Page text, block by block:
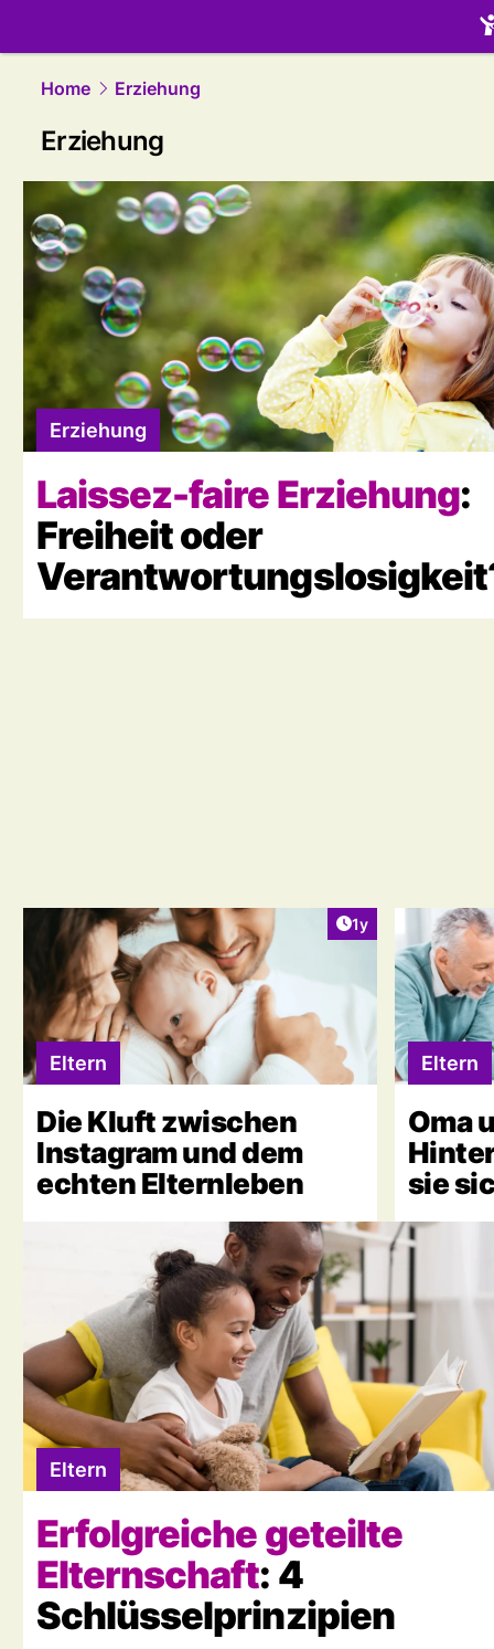
family.
Home
Erziehung
Erziehung
Erziehung
Laissez-faire Erziehung:
Freiheit oder
Artikel
1y
Eltern
Die Kluft zwischen
Instagram und dem
echten Elternleben
Eltern
Oma
sie
Eltern
Erfolgreiche geteilte
Elternschaft: 4
Schlüsselprinzipien